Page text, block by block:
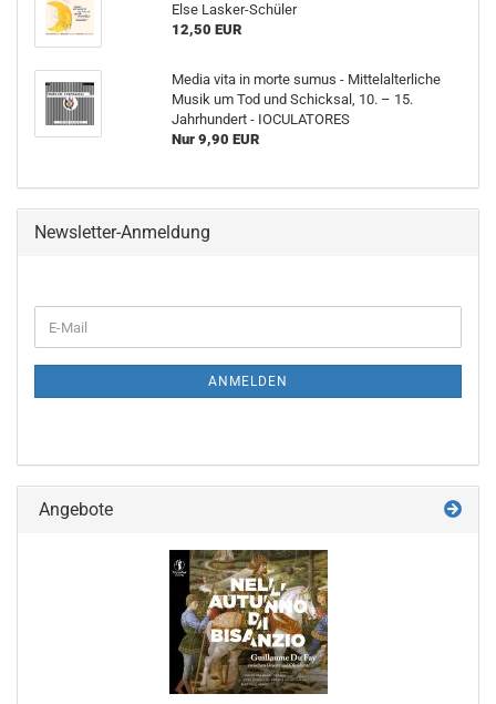
Else Lasker-Schüler
12,50 EUR
Media vita in morte sumus - Mittelalterliche
Musik um Tod und Schicksal, 10. – 15.
Jahrhundert - IOCULATORES
Nur 9,90 EUR
Newsletter-Anmeldung
ZUR
E-
Mail
ANMELDEN
Angebote